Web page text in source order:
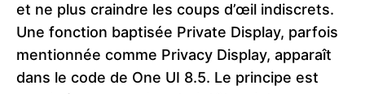
et ne plus craindre les coups d’œil indiscrets.
Une fonction baptisée Private Display, parfois
mentionnée comme Privacy Display, apparaît
dans le code de One UI 8.5. Le principe est